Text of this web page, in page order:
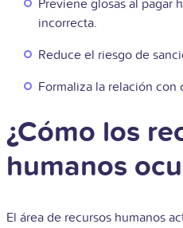
Previene glosas al pagar
incorrecta.
Reduce el riesgo de
Formaliza la relación con
¿Cómo los
humanos
El área de recursos humanos